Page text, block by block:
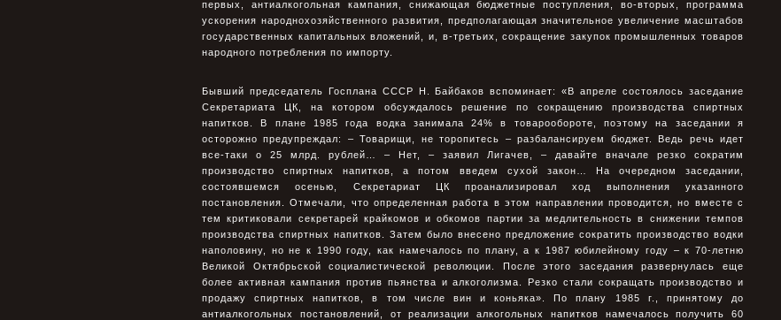
первых, антиалкогольная кампания, снижающая бюджетные поступления, во-вторых, программа
ускорения народнохозяйственного развития, предполагающая значительное увеличение масштабов
государственных капитальных вложений, и, в-третьих, сокращение закупок промышленных товаров
народного потребления по импорту.
Бывший председатель Госплана СССР Н. Байбаков вспоминает: «В апреле состоялось заседание
Секретариата ЦК, на котором обсуждалось решение по сокращению производства спиртных
напитков. В плане 1985 года водка занимала 24% в товарообороте, поэтому на заседании я
осторожно предупреждал: – Товарищи, не торопитесь – разбалансируем бюджет. Ведь речь идет
все-таки о 25 млрд. рублей… – Нет, – заявил Лигачев, – давайте вначале резко сократим
производство спиртных напитков, а потом введем сухой закон… На очередном заседании,
состоявшемся осенью, Секретариат ЦК проанализировал ход выполнения указанного
постановления. Отмечали, что определенная работа в этом направлении проводится, но вместе с
тем критиковали секретарей крайкомов и обкомов партии за медлительность в снижении темпов
производства спиртных напитков. Затем было внесено предложение сократить производство водки
наполовину, но не к 1990 году, как намечалось по плану, а к 1987 юбилейному году – к 70-летню
Великой Октябрьской социалистической революции. После этого заседания развернулась еще
более активная кампания против пьянства и алкоголизма. Резко стали сокращать производство и
продажу спиртных напитков, в том числе вин и коньяка». По плану 1985 г., принятому до
антиалкогольных постановлений, от реализации алкогольных напитков намечалось получить 60